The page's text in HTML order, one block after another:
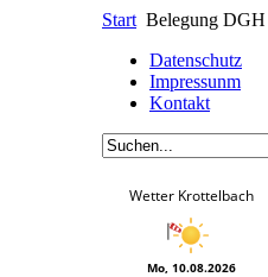
Start Belegung DGH
Datenschutz
Impressunm
Kontakt
Wetter Krottelbach
Mo, 10.08.2026